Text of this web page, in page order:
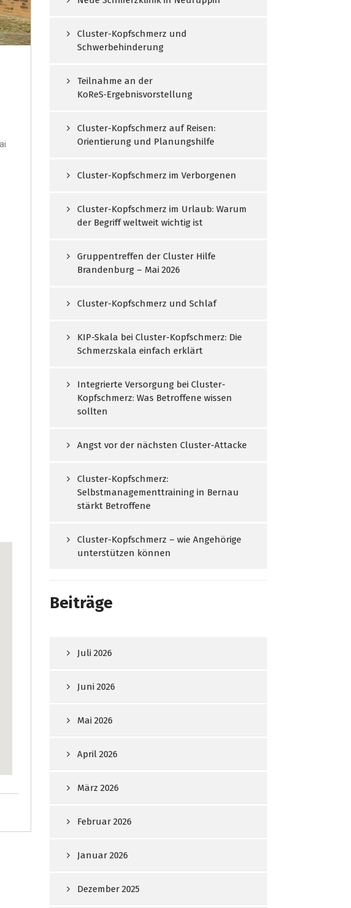
Cluster-Kopfschmerz und
Schwerbehinderung
Teilnahme an der
KoReS‑Ergebnisvorstellung
Cluster-Kopfschmerz auf Reisen:
Orientierung und Planungshilfe
Cluster-Kopfschmerz im Verborgenen
Cluster-Kopfschmerz im Urlaub: Warum
der Begriff weltweit wichtig ist
Gruppentreffen der Cluster Hilfe
Brandenburg – Mai 2026
Cluster-Kopfschmerz und Schlaf
KIP-Skala bei Cluster-Kopfschmerz: Die
Schmerzskala einfach erklärt
Integrierte Versorgung bei Cluster-
Kopfschmerz: Was Betroffene wissen
sollten
Angst vor der nächsten Cluster-Attacke
Cluster-Kopfschmerz:
Selbstmanagementtraining in Bernau
stärkt Betroffene
Cluster-Kopfschmerz – wie Angehörige
unterstützen können
Beiträge
Juli 2026
Juni 2026
Mai 2026
April 2026
März 2026
Februar 2026
Januar 2026
Dezember 2025